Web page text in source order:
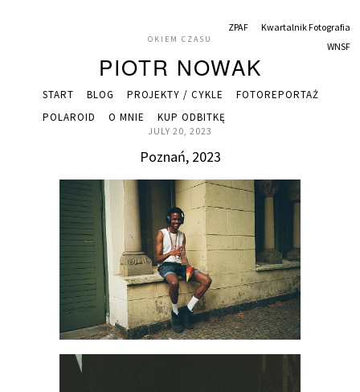
START BLOG PROJEKTY / CYKLE
FOTOREPORTAŻ
POLAROID
O MNIE KUP ODBITKĘ
ZPAF
Kwartalnik Fotografia
WNSF
OKIEM CZASU
PIOTR NOWAK
JULY 20, 2023
Poznań, 2023